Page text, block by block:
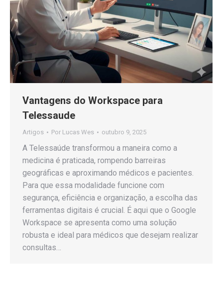
Vantagens do Workspace para
Telessaude
Artigos Por Lucas Wes outubro 9, 2025
A Telessaúde transformou a maneira como a
medicina é praticada, rompendo barreiras
geográficas e aproximando médicos e pacientes.
Para que essa modalidade funcione com
segurança, eficiência e organização, a escolha das
ferramentas digitais é crucial. É aqui que o Google
Workspace se apresenta como uma solução
robusta e ideal para médicos que desejam realizar
consultas…